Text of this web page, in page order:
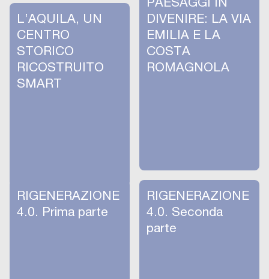
DIVENIRE: LA VIA
EMILIA E LA
COSTA
ROMAGNOLA
L’AQUILA, UN
CENTRO
STORICO
RICOSTRUITO
SMART
RIGENERAZIONE
4.0. Prima parte
RIGENERAZIONE
4.0. Seconda
parte